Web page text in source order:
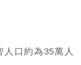
口約為35萬人